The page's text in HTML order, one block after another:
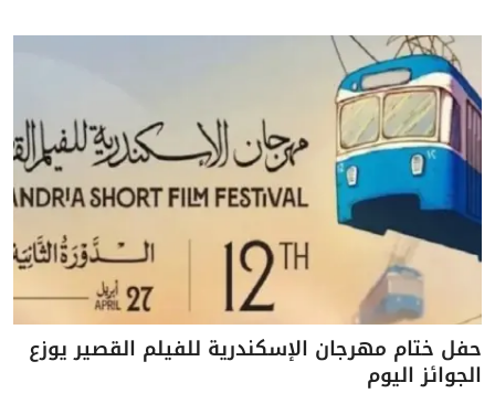
حفل ختام مهرجان الإسكندرية للفيلم القصير يوزع
الجوائز اليوم